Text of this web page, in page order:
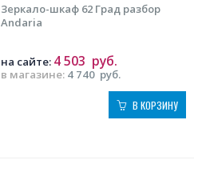
Зеркало-шкаф 62 Град разбор
Andaria
в магазине: 4 740 руб.
на сайте: 4 503 руб.
В КОРЗИНУ